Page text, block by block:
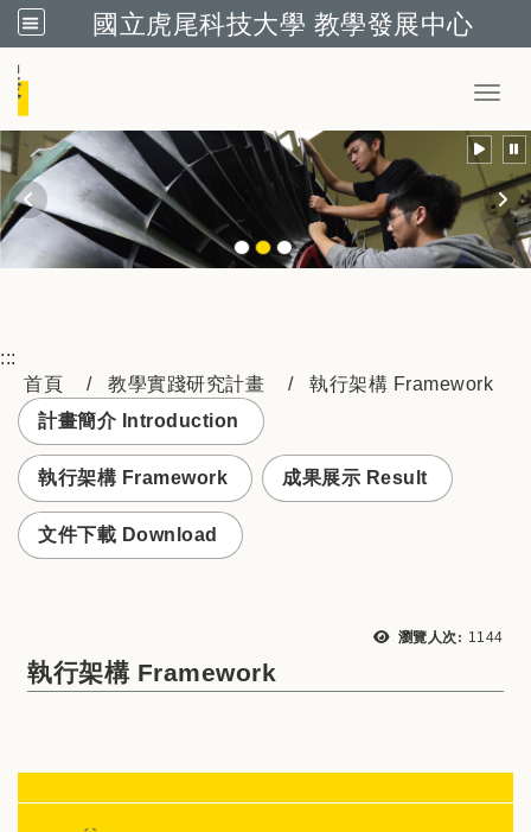
國立虎尾科技大學 教學發展中心
:::
首頁
教學實踐研究計畫
執行架構 Framework
計畫簡介 Introduction
執行架構 Framework 成果展示 Result
文件下載 Download
瀏覽人次: 瀏覽次
1144
執行架構 Framework